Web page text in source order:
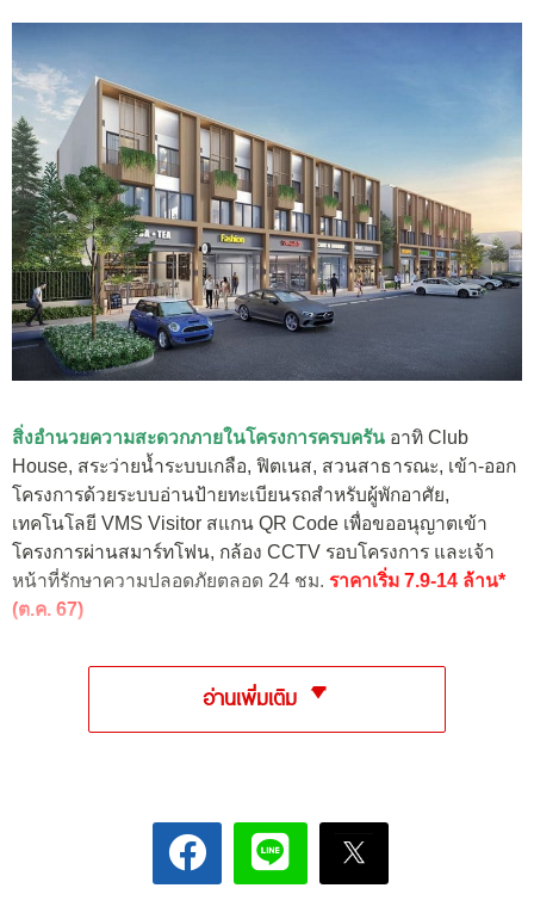
สิ่งอำนวยความสะดวกภายในโครงการครบครัน อาทิ Club
House, สระว่ายน้ำระบบเกลือ, ฟิตเนส, สวนสาธารณะ, เข้า-ออก
โครงการด้วยระบบอ่านป้ายทะเบียนรถสำหรับผู้พักอาศัย,
เทคโนโลยี VMS Visitor สแกน QR Code เพื่อขออนุญาตเข้า
โครงการผ่านสมาร์ทโฟน, กล้อง CCTV รอบโครงการ และเจ้า
หน้าที่รักษาความปลอดภัยตลอด 24 ชม. ราคาเริ่ม 7.9-14 ล้าน*
(ต.ค. 67)
อ่านเพิ่มเติม